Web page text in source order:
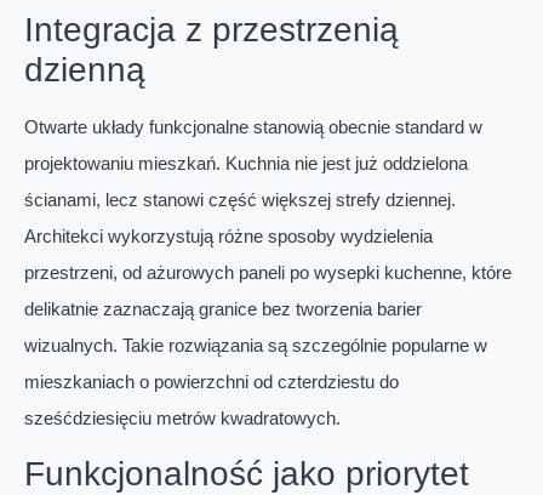
Integracja z przestrzenią
dzienną
Otwarte układy funkcjonalne stanowią obecnie standard w
projektowaniu mieszkań. Kuchnia nie jest już oddzielona
ścianami, lecz stanowi część większej strefy dziennej.
Architekci wykorzystują różne sposoby wydzielenia
przestrzeni, od ażurowych paneli po wysepki kuchenne, które
delikatnie zaznaczają granice bez tworzenia barier
wizualnych. Takie rozwiązania są szczególnie popularne w
mieszkaniach o powierzchni od czterdziestu do
sześćdziesięciu metrów kwadratowych.
Funkcjonalność jako priorytet